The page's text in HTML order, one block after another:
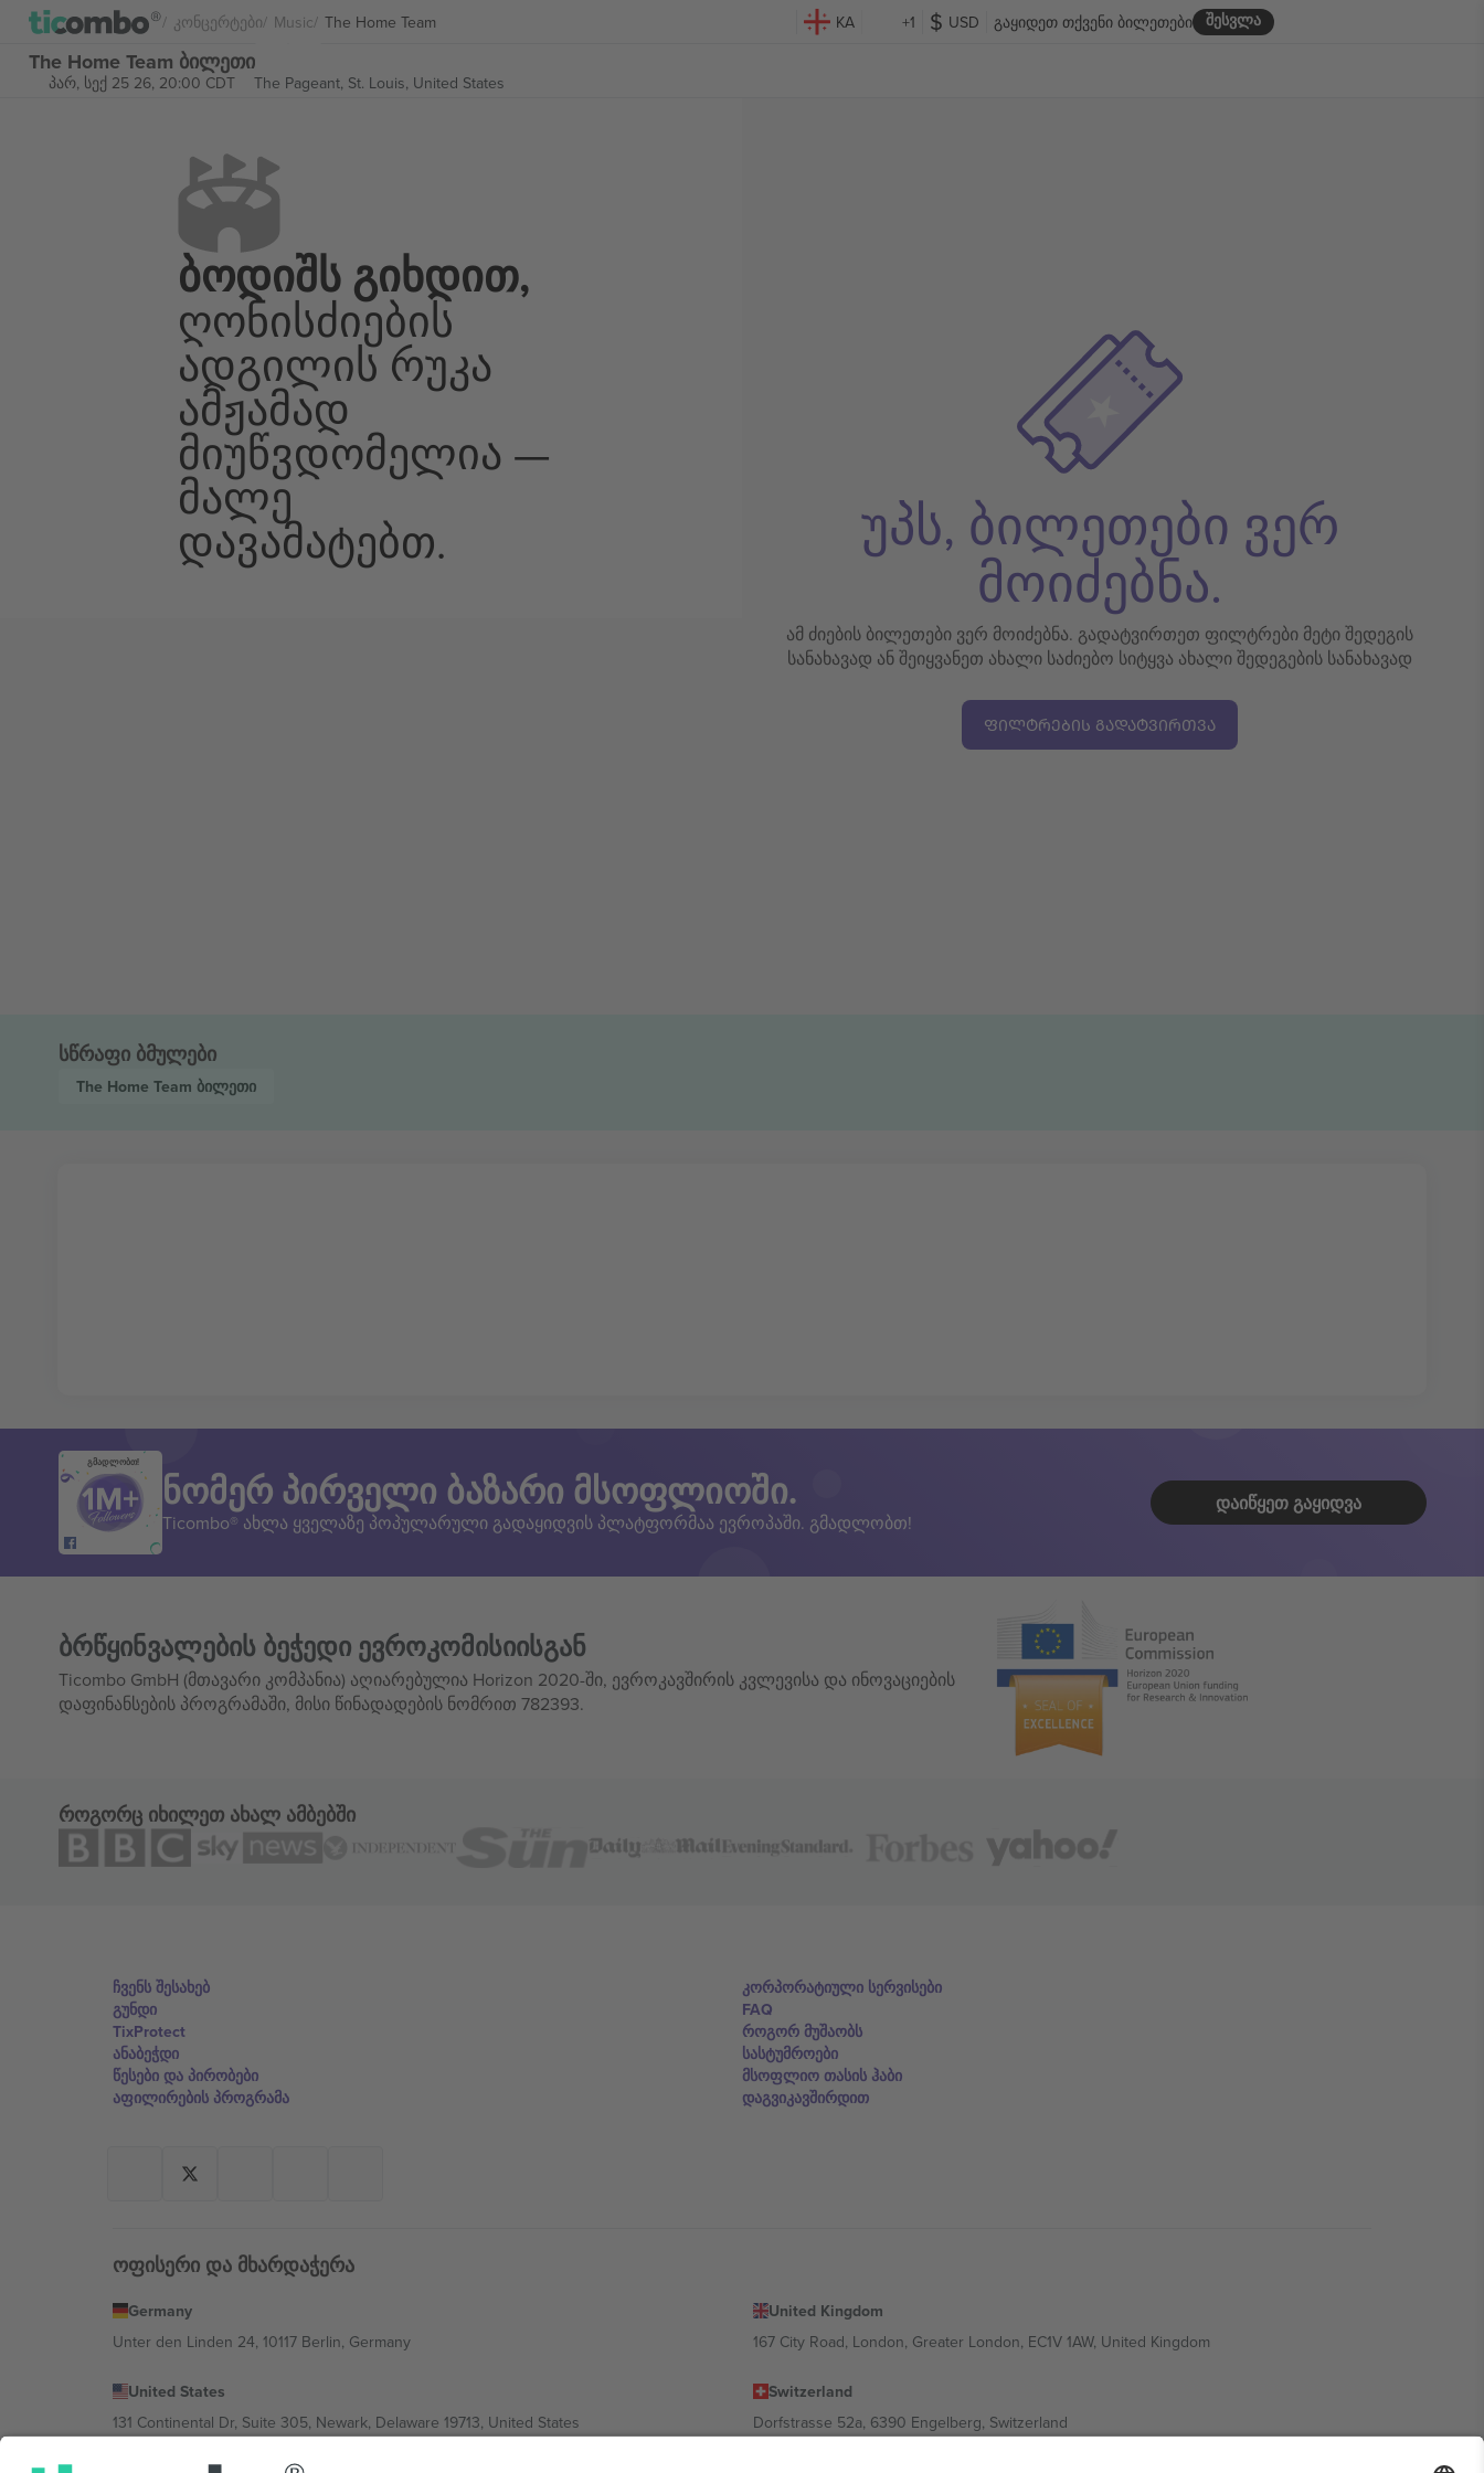
Კონცერტები Music The Home Team KA +1 USD შესვლა
გაყიდეთ თქვენი ბილეთები
The Home Team ბილეთი
პარ, სექ 25 26, 20:00 CDT The Pageant, St. Louis, United States
Ბოდიშს Გიხდით,
Ღონისძიების
Ადგილის Რუკა
Ამჟამად
Მიუწვდომელია —
Მალე
Დავამატებთ. უპს, ბილეთები ვერ
მოიძებნა.
ამ ძიების ბილეთები ვერ მოიძებნა. გადატვირთეთ ფილტრები მეტი შედეგის
სანახავად ან შეიყვანეთ ახალი საძიებო სიტყვა ახალი შედეგების სანახავად
ᲤᲘᲚᲢᲠᲔᲑᲘᲡ ᲒᲐᲓᲐᲢᲕᲘᲠᲗᲕᲐ
სწრაფი ბმულები
The Home Team ბილეთი
გმადლობთ!
ნომერ პირველი ბაზარი მსოფლიოში.
Ticombo® ახლა ყველაზე პოპულარული გადაყიდვის პლატფორმაა ევროპაში. გმადლობთ!
ᲓᲐᲘᲬᲧᲔᲗ ᲒᲐᲧᲘᲓᲕᲐ
ბრწყინვალების ბეჭედი ევროკომისიისგან
Ticombo GmbH (მთავარი კომპანია) აღიარებულია Horizon 2020-ში, ევროკავშირის კვლევისა და ინოვაციების
დაფინანსების პროგრამაში, მისი წინადადების ნომრით 782393.
როგორც იხილეთ ახალ ამბებში
ჩვენს შესახებ
გუნდი
TixProtect
ანაბეჭდი
წესები და პირობები
აფილირების პროგრამა
კორპორატიული სერვისები
FAQ
როგორ მუშაობს
სასტუმროები
მსოფლიო თასის ჰაბი
დაგვიკავშირდით
ოფისერი და მხარდაჭერა
Germany
Unter den Linden 24, 10117 Berlin, Germany
United Kingdom
167 City Road, London, Greater London, EC1V 1AW, United Kingdom
United States
131 Continental Dr, Suite 305, Newark, Delaware 19713, United States
Switzerland
Dorfstrasse 52a, 6390 Engelberg, Switzerland